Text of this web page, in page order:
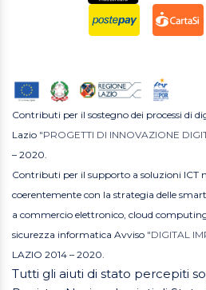
Contributi per il sostegno dei processi di
Lazio "PROGETTI DI INNOVAZIONE
– 2020.
Contributi per il supporto a soluzioni ICT
coerentemente con la strategia delle
a commercio elettronico, cloud
sicurezza informatica Avviso "DIGITAL
LAZIO 2014 – 2020.
Tutti gli aiuti di stato percepiti